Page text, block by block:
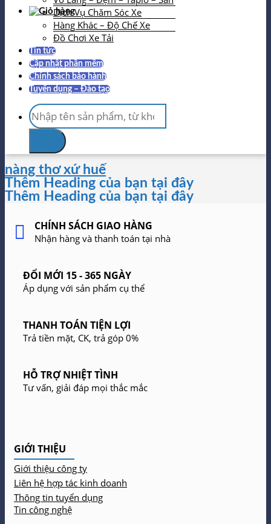
Dịch Vụ Chăm Sóc Xe
Hàng Khác – Độ Chế Xe
Đồ Chơi Xe Tải
Tin tức
Cập nhật phần mềm
Chính sách bảo hành
Tuyển dụng – Đào tạo
Tìm
kiếm:
nàng thơ xứ huế
Thêm Heading của bạn tại đây
Thêm Heading của bạn tại đây
CHÍNH SÁCH GIAO HÀNG
Nhận hàng và thanh toán tại nhà
ĐỔI MỚI 15 - 365 NGÀY
Áp dụng với sản phẩm cụ thể
THANH TOÁN TIỆN LỢI
Trả tiền mặt, CK, trả góp 0%
HỖ TRỢ NHIỆT TÌNH
Tư vấn, giải đáp mọi thắc mắc
GIỚI THIỆU
Giới thiệu công ty
Liên hệ hợp tác kinh doanh
Thông tin tuyển dụng
Tin công nghệ